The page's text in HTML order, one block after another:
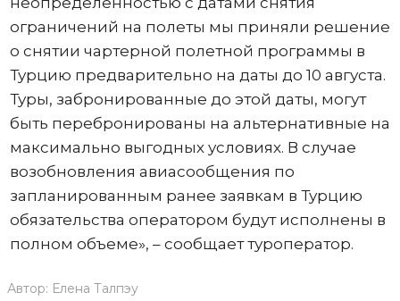
ограничений на полеты мы приняли решение
о снятии чартерной полетной программы в
Турцию предварительно на даты до 10 августа.
Туры, забронированные до этой даты, могут
быть перебронированы на альтернативные на
максимально выгодных условиях. В случае
возобновления авиасообщения по
запланированным ранее заявкам в Турцию
обязательства оператором будут исполнены в
полном объеме», – сообщает туроператор.
Автор: Елена Талпэу